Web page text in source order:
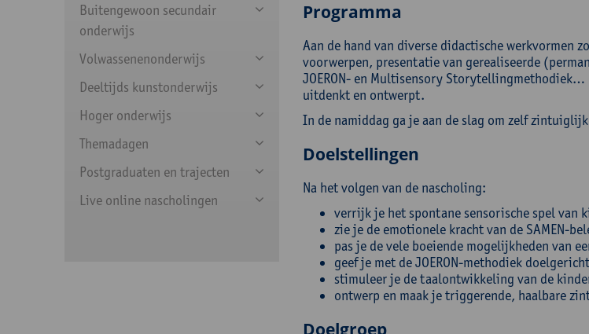
Buitengewoon secundair
onderwijs
Volwassenenonderwijs
Deeltijds kunstonderwijs
Hoger onderwijs
Themadagen
Postgraduaten en trajecten
Live online nascholingen
Programma
Aan de hand van diverse didactische
voorwerpen, presentatie van gerealiseerde
JOERON- en Multisensory
uitdenkt en ontwerpt.
In de namiddag ga je aan de slag om zelf
Doelstellingen
Na het volgen van de nascholing:
verrijk je het spontane sensorische spel van
zie je de emotionele kracht van de SAMEN-
pas je de vele boeiende mogelijkheden van
geef je met de JOERON-methodiek
stimuleer je de taalontwikkeling van de
ontwerp en maak je triggerende, haalbare
Doelgroep